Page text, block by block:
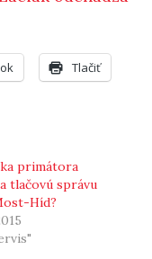
Tlačiť
primátora
tlačovú správu
Híd?